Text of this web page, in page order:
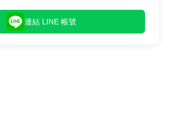
連結 LINE 帳號